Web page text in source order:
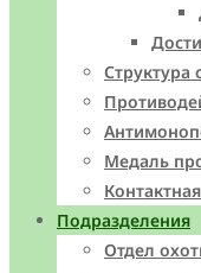
Структура
Медаль
Подразделения
Отдел